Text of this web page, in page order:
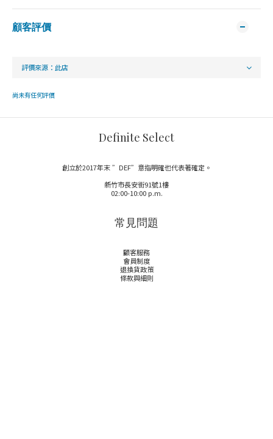
顧客評價
尚未有任何評價
Definite Select
創立於2017年末 ”DEF”意指明確也代表著確定。
新竹市長安街91號1樓
02:00-10:00 p.m.
常見問題
顧客服務
會員制度
退換貨政策
條款與細則